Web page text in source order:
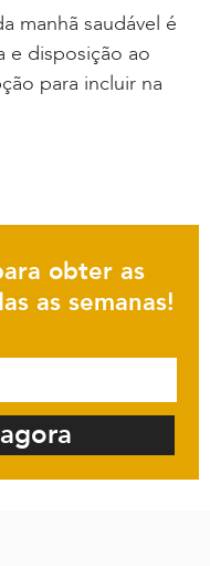
manhã saudável é
e disposição ao
para incluir na
obter as
as semanas!